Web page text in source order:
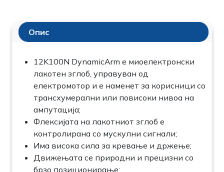
Опис
12K100N DynamicArm е миоелектронски
лакотен зглоб, управуван од
електромотор и е наменет за корисници со
трансхумерални или повисоки нивоа на
ампутација;
Флексијата на лакотниот зглоб е
контролирана со мускулни сигнали;
Има висока сила за кревање и држење;
Движењата се природни и прецизни со
брзо позиционирање;